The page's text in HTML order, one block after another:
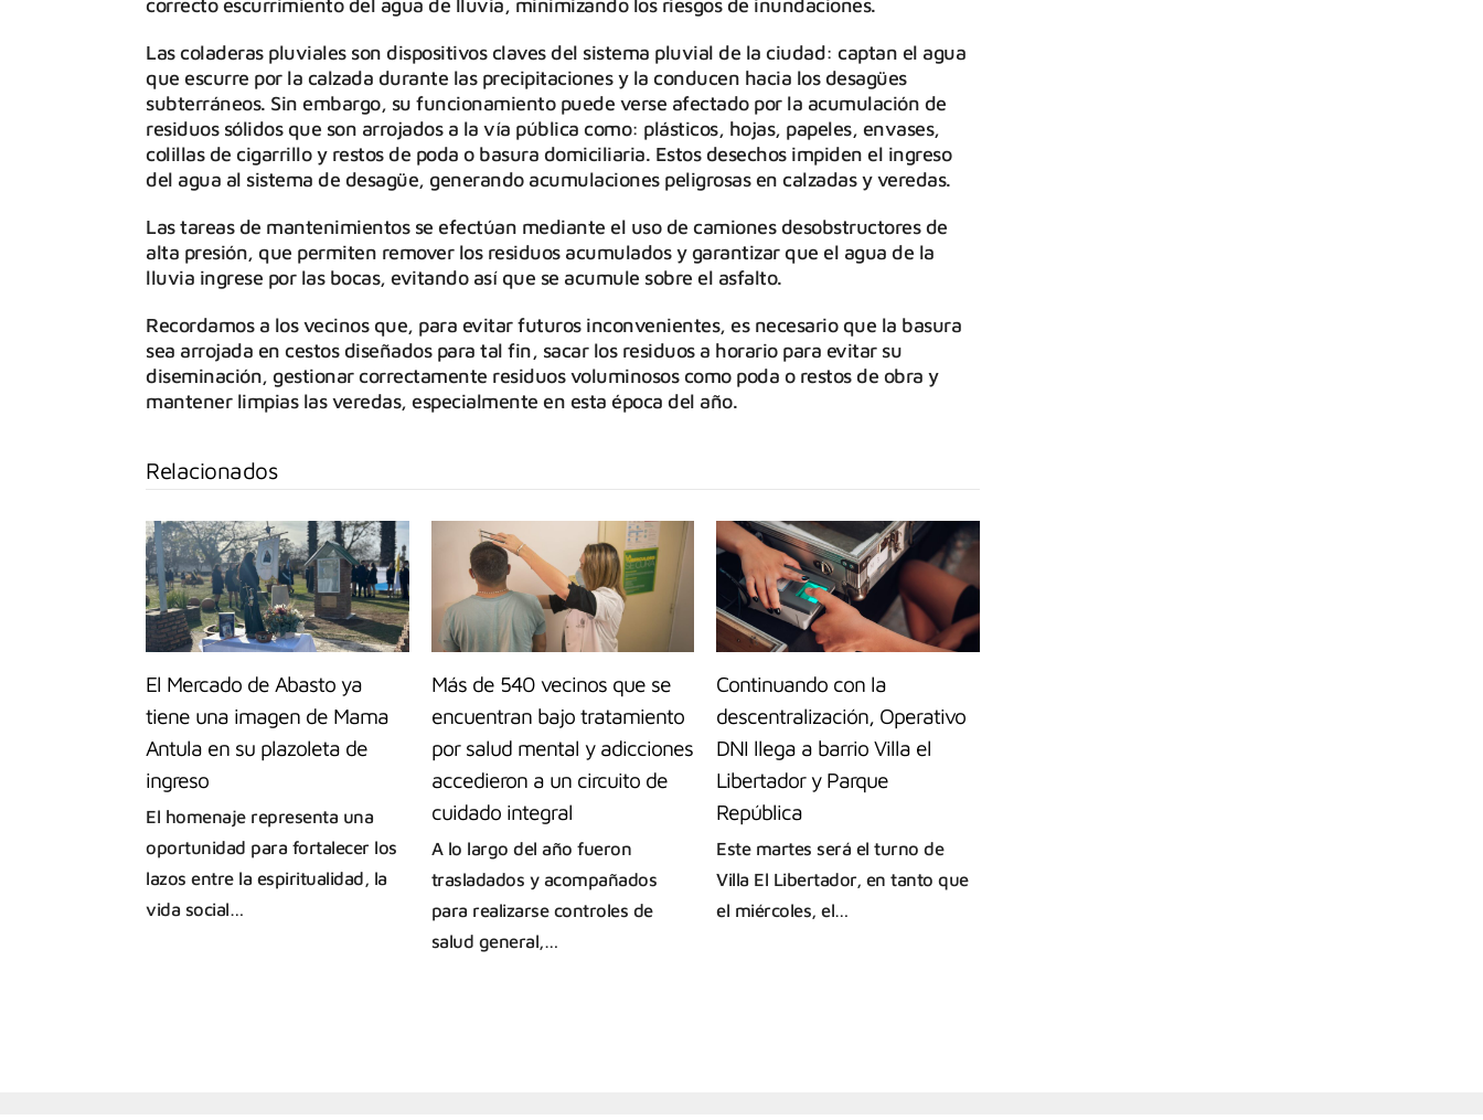
correcto escurrimiento del agua de lluvia, minimizando los riesgos de inundaciones.
Las coladeras pluviales son dispositivos claves del sistema pluvial de la ciudad: captan el agua
que escurre por la calzada durante las precipitaciones y la conducen hacia los desagües
subterráneos. Sin embargo, su funcionamiento puede verse afectado por la acumulación de
residuos sólidos que son arrojados a la vía pública como: plásticos, hojas, papeles, envases,
colillas de cigarrillo y restos de poda o basura domiciliaria. Estos desechos impiden el ingreso
del agua al sistema de desagüe, generando acumulaciones peligrosas en calzadas y veredas.
Las tareas de mantenimientos se efectúan mediante el uso de camiones desobstructores de
alta presión, que permiten remover los residuos acumulados y garantizar que el agua de la
lluvia ingrese por las bocas, evitando así que se acumule sobre el asfalto.
Recordamos a los vecinos que, para evitar futuros inconvenientes, es necesario que la basura
sea arrojada en cestos diseñados para tal fin, sacar los residuos a horario para evitar su
diseminación, gestionar correctamente residuos voluminosos como poda o restos de obra y
mantener limpias las veredas, especialmente en esta época del año.
Relacionados
El Mercado de Abasto ya
tiene una imagen de Mama
Antula en su plazoleta de
ingreso
El homenaje representa una
oportunidad para fortalecer los
lazos entre la espiritualidad, la
vida social…
Más de 540 vecinos que se
encuentran bajo tratamiento
por salud mental y adicciones
accedieron a un circuito de
cuidado integral
A lo largo del año fueron
trasladados y acompañados
para realizarse controles de
salud general,…
Continuando con la
descentralización, Operativo
DNI llega a barrio Villa el
Libertador y Parque
República
Este martes será el turno de
Villa El Libertador, en tanto que
el miércoles, el…